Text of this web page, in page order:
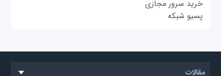
خرید سرور مجازی
پسیو شبکه
مقالات